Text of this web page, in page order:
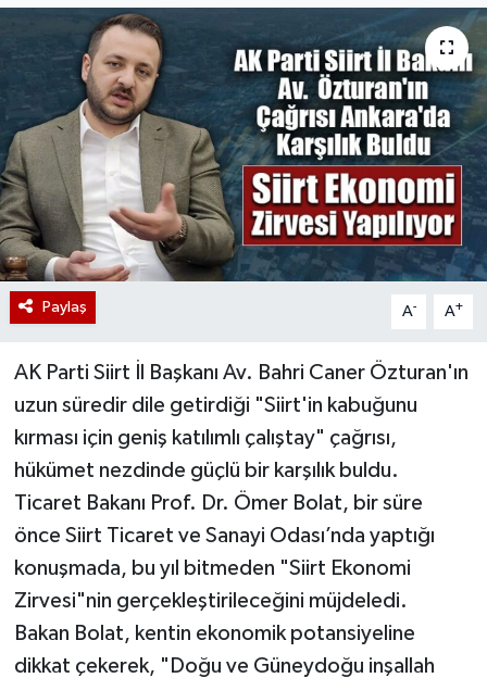
Paylaş A- A+
AK Parti Siirt İl Başkanı Av. Bahri Caner Özturan'ın
uzun süredir dile getirdiği "Siirt'in kabuğunu
kırması için geniş katılımlı çalıştay" çağrısı,
hükümet nezdinde güçlü bir karşılık buldu.
Ticaret Bakanı Prof. Dr. Ömer Bolat, bir süre
önce Siirt Ticaret ve Sanayi Odası’nda yaptığı
konuşmada, bu yıl bitmeden "Siirt Ekonomi
Zirvesi"nin gerçekleştirileceğini müjdeledi.
Bakan Bolat, kentin ekonomik potansiyeline
dikkat çekerek, "Doğu ve Güneydoğu inşallah